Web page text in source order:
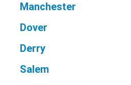
Manchester
Dover
Derry
Salem